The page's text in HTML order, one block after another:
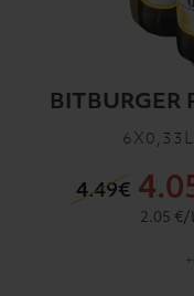
BITBURGER
4.49€ 4
2.05 €/